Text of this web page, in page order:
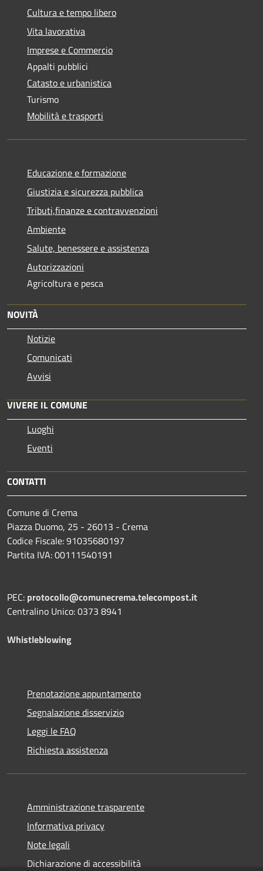
Cultura e tempo libero
Vita lavorativa
Imprese e Commercio
Appalti pubblici
Catasto e urbanistica
Turismo
Mobilità e trasporti
Educazione e formazione
Giustizia e sicurezza pubblica
Tributi,finanze e contravvenzioni
Ambiente
Salute, benessere e assistenza
Autorizzazioni
Agricoltura e pesca
NOVITÀ
Notizie
Comunicati
Avvisi
VIVERE IL COMUNE
Luoghi
Eventi
CONTATTI
Comune di Crema
Piazza Duomo, 25 - 26013 - Crema
Codice Fiscale: 91035680197
Partita IVA: 00111540191
PEC: protocollo@comunecrema.telecompost.it
Centralino Unico: 0373 8941
Whistleblowing
Prenotazione appuntamento
Segnalazione disservizio
Leggi le FAQ
Richiesta assistenza
Amministrazione trasparente
Informativa privacy
Note legali
Dichiarazione di accessibilità